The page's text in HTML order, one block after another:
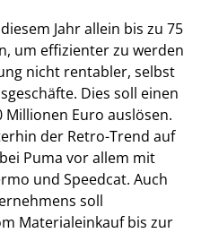
Jahr allein bis zu 75
um effizienter zu werden
nicht rentabler, selbst
Dies soll einen
Euro auslösen.
der Retro-Trend auf
Puma vor allem mit
und Speedcat. Auch
soll
Materialeinkauf bis zur